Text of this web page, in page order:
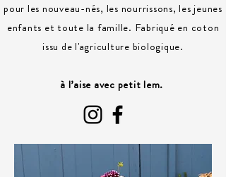
pour les nouveau-nés, les nourrissons, les jeunes
enfants et toute la famille. Fabriqué en coton
issu de l'agriculture biologique.
à l’aise avec petit lem.